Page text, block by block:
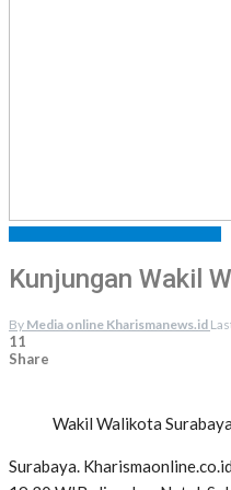
Kunjungan Wakil
By Media online Kharismanews.id
11
Share
Wakil Walikota
Surabaya.